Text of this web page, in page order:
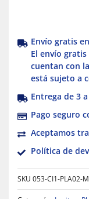
Envío gratis
El envío
cuentan con
está sujeto a
Entrega de 3
Pago seguro
Aceptamos
Política de
SKU 053-CI1-PLA02-